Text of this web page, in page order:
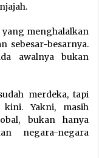
yang menghalalkan
sebesar-besarnya.
awalnya bukan
merdeka, tapi
Yakni, masih
bukan hanya
negara-negara